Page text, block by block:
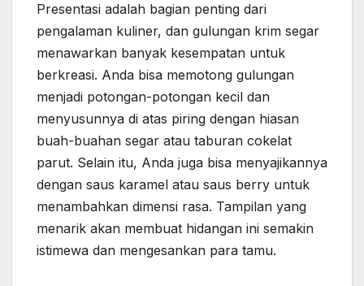
Presentasi adalah bagian penting dari
pengalaman kuliner, dan gulungan krim segar
menawarkan banyak kesempatan untuk
berkreasi. Anda bisa memotong gulungan
menjadi potongan-potongan kecil dan
menyusunnya di atas piring dengan hiasan
buah-buahan segar atau taburan cokelat
parut. Selain itu, Anda juga bisa menyajikannya
dengan saus karamel atau saus berry untuk
menambahkan dimensi rasa. Tampilan yang
menarik akan membuat hidangan ini semakin
istimewa dan mengesankan para tamu.